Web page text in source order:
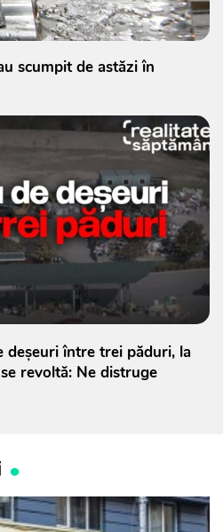
scumpit de astăzi în
deșeuri între trei păduri, la
revoltă: Ne distruge